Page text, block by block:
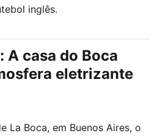
inglês.
A casa do Boca
eletrizante
La Boca, em Buenos Aires, o